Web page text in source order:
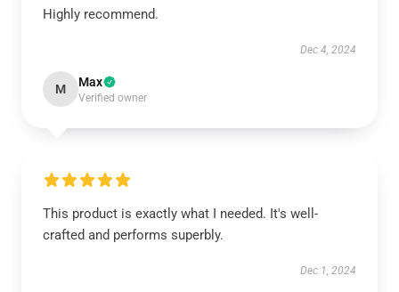
Highly recommend.
Dec 4, 2024
M Max
Verified owner
This product is exactly what I needed. It's well-
crafted and performs superbly.
Dec 1, 2024